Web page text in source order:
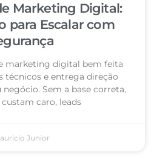
Marketing Digital:
para Escalar com
marketing digital bem feita
técnicos e entrega direção
negócio. Sem a base correta,
caro, leads
Junior